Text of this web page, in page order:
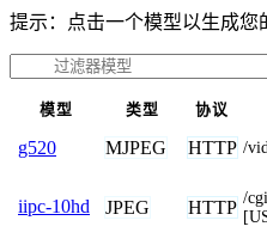
提示：点击一个模型以生成您
模型 类型 协议
g520 MJPEG HTTP /
iipc-10hd JPEG HTTP /